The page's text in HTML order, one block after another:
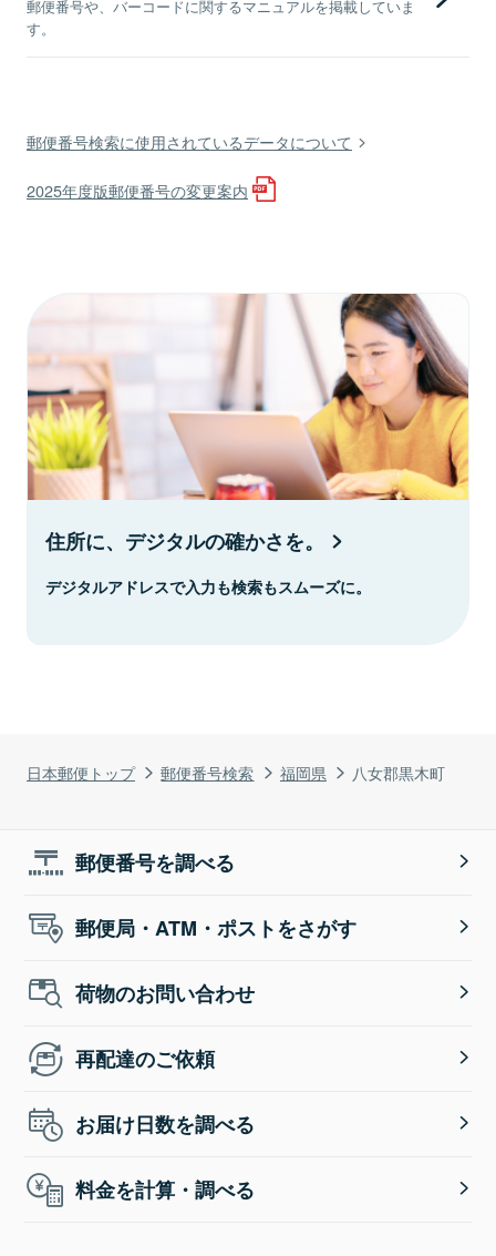
日本郵便トップ 郵便番号検索 福岡県 八女郡黒木町
郵便番号や、バーコードに関するマニュアルを掲載していま
す。
郵便番号検索に使用されているデータについて
2025年度版郵便番号の変更案内
住所に、デジタルの確かさを。
デジタルアドレスで入力も検索もスムーズに。
郵便番号を調べる
郵便局・ATM・ポストをさがす
荷物のお問い合わせ
再配達のご依頼
お届け日数を調べる
料金を計算・調べる